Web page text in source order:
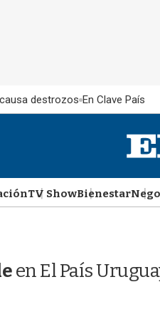
destrozos En Clave País
TV ShowBienestar
en El País